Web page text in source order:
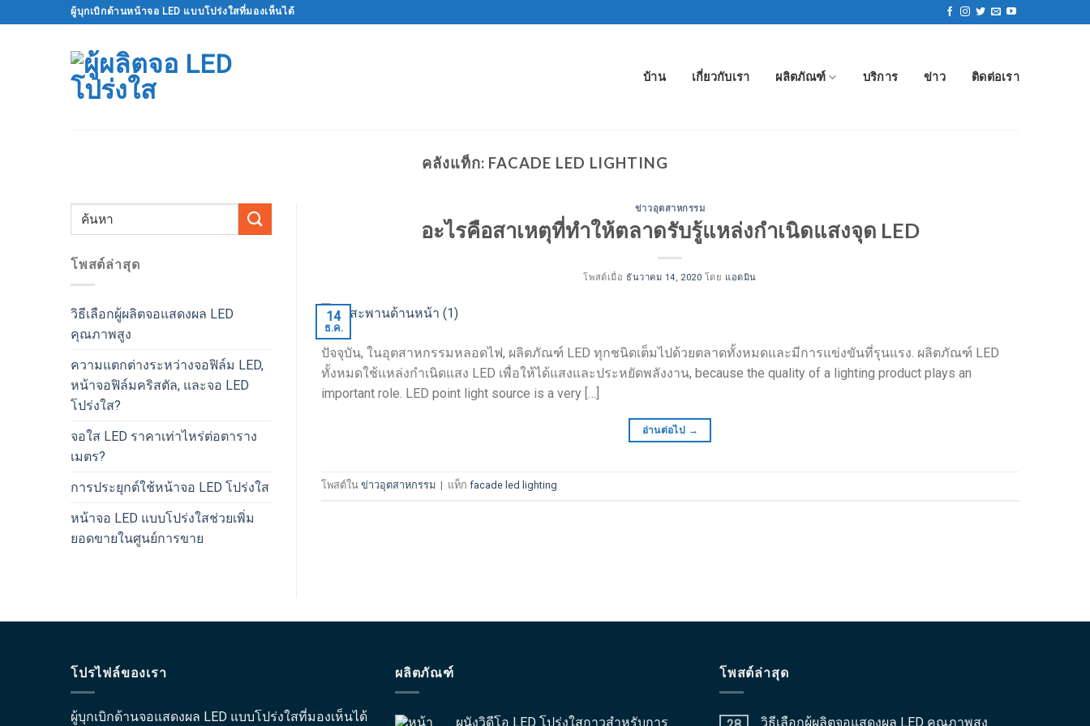
ไป
ผู้บุกเบิกด้านหน้าจอ LED แบบโปร่งใสที่มองเห็นได้
บ้าน เกี่ยวกับเรา ผลิตภัณฑ์ บริการ ข่าว ติดต่อเรา
คลังแท็ก: FACADE LED LIGHTING
โพสต์ล่าสุด
วิธีเลือกผู้ผลิตจอแสดงผล LED
คุณภาพสูง
ความแตกต่างระหว่างจอฟิล์ม LED,
หน้าจอฟิล์มคริสตัล, และจอ LED
โปร่งใส?
จอใส LED ราคาเท่าไหร่ต่อตาราง
เมตร?
การประยุกต์ใช้หน้าจอ LED โปร่งใส
หน้าจอ LED แบบโปร่งใสช่วยเพิ่ม
ยอดขายในศูนย์การขาย
ข่าวอุตสาหกรรม
อะไรคือสาเหตุที่ทำให้ตลาดรับรู้แหล่งกำเนิดแสงจุด LED
โพสต์เมื่อ ธันวาคม 14, 2020 โดย แอดมิน
14
ธ.ค.
ปัจจุบัน, ในอุตสาหกรรมหลอดไฟ, ผลิตภัณฑ์ LED ทุกชนิดเต็มไปด้วยตลาดทั้งหมดและมีการแข่งขันที่รุนแรง. ผลิตภัณฑ์ LED
ทั้งหมดใช้แหล่งกำเนิดแสง LED เพื่อให้ได้แสงและประหยัดพลังงาน, because the quality of a lighting product plays an
important role. LED point light source is a very[…]
อ่านต่อไป →
โพสต์ใน ข่าวอุตสาหกรรม | แท็ก facade led lighting
โปรไฟล์ของเรา
ผู้บุกเบิกด้านจอแสดงผล LED แบบโปร่งใสที่มองเห็นได้
ผลิตภัณฑ์
ผนังวิดีโอ LED โปร่งใสกาวสำหรับการ
โพสต์ล่าสุด
วิธีเลือกผู้ผลิตจอแสดงผล LED คุณภาพสูง